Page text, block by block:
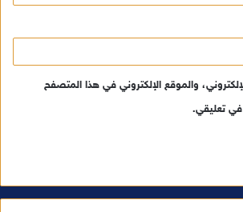
والموقع الإلكتروني في هذا المتصفح
في تعليقي.